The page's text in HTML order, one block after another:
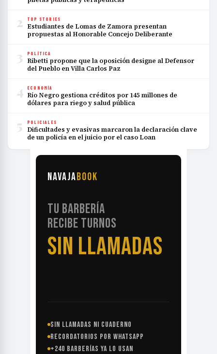
2 TOP STORIES
Estudiantes de Lomas de Zamora presentan
propuestas al Honorable Concejo Deliberante
3 POLÍTICA
Ribetti propone que la oposición designe al Defensor
del Pueblo en Villa Carlos Paz
4 ECONOMÍA
Río Negro gestiona créditos por 145 millones de
dólares para riego y salud pública
5 POLICIALES
Dificultades y evasivas marcaron la declaración clave
de un policía en el juicio por el caso Loan
NAVAJABOOK
TU BARBERÍA
RECIBE TURNOS
SIN LLAMADAS
SIN LLAMADAS NI CUADERNO
RECORDATORIOS POR WHATSAPP
+240 BARBERÍAS YA LO USAN